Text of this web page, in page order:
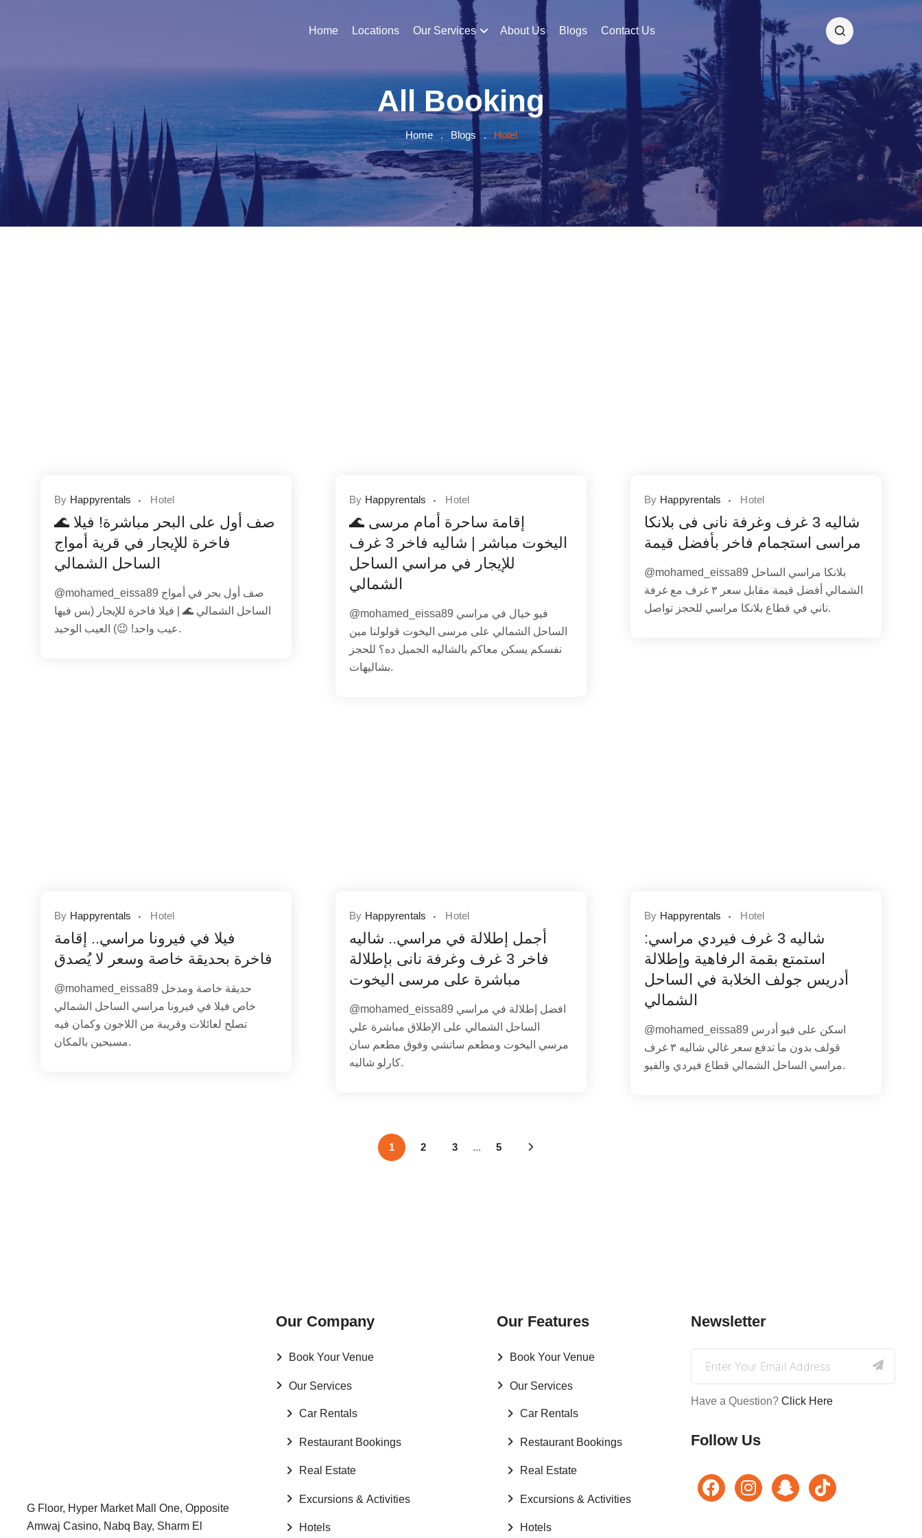
Home Locations Our Services About Us Blogs Contact Us
All Booking
Home . Blogs . Hotel
By Happyrentals Hotel
🌊 صف أول على البحر مباشرة! فيلا
فاخرة للإيجار في قرية أمواج
الساحل الشمالي
@mohamed_eissa89 صف أول بحر في أمواج
الساحل الشمالي 🌊 | فيلا فاخرة للإيجار (بس فيها
عيب واحد! 😉) العيب الوحيد.
By Happyrentals Hotel
🌊 إقامة ساحرة أمام مرسى
اليخوت مباشر | شاليه فاخر 3 غرف
للإيجار في مراسي الساحل
الشمالي
@mohamed_eissa89 فيو خيال في مراسي
الساحل الشمالي على مرسى اليخوت قولولنا مين
نفسكم يسكن معاكم بالشاليه الجميل ده؟ للحجز
بشاليهات.
By Happyrentals Hotel
شاليه 3 غرف وغرفة نانى فى بلانكا
مراسى استجمام فاخر بأفضل قيمة
@mohamed_eissa89 بلانكا مراسي الساحل
الشمالي أفضل قيمة مقابل سعر ٣ غرف مع غرفة
ناني في قطاع بلانكا مراسي للحجز تواصل.
By Happyrentals Hotel
فيلا في فيرونا مراسي.. إقامة
فاخرة بحديقة خاصة وسعر لا يُصدق
@mohamed_eissa89 حديقة خاصة ومدخل
خاص فيلا في فيرونا مراسي الساحل الشمالي
تصلح لعائلات وقريبة من اللاجون وكمان فيه
مسبحين بالمكان.
By Happyrentals Hotel
أجمل إطلالة في مراسي.. شاليه
فاخر 3 غرف وغرفة نانى بإطلالة
مباشرة على مرسى اليخوت
@mohamed_eissa89 افضل إطلالة في مراسي
الساحل الشمالي على الإطلاق مباشرة علي
مرسي اليخوت ومطعم ساتشي وفوق مطعم سان
كارلو شاليه.
By Happyrentals Hotel
شاليه 3 غرف فيردي مراسي:
استمتع بقمة الرفاهية وإطلالة
أدريس جولف الخلابة في الساحل
الشمالي
@mohamed_eissa89 اسكن على فيو أدرس
قولف بدون ما تدفع سعر غالي شاليه ٣ غرف
مراسي الساحل الشمالي قطاع فيردي والفيو.
1 2 3 ... 5
G Floor, Hyper Market Mall One, Opposite
Amwaj Casino, Nabq Bay, Sharm El
Our Company
Book Your Venue
Our Services
Car Rentals
Restaurant Bookings
Real Estate
Excursions & Activities
Hotels
Our Features
Book Your Venue
Our Services
Car Rentals
Restaurant Bookings
Real Estate
Excursions & Activities
Hotels
Newsletter
Have a Question? Click Here
Follow Us